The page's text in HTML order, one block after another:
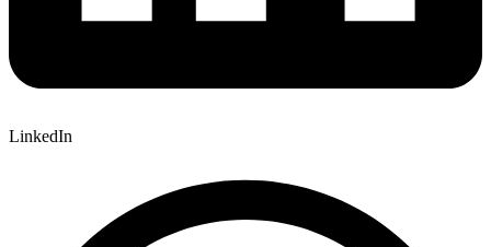
LinkedIn